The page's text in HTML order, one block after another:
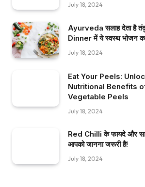
July 18, 2024
Ayurveda सलाह देता है
Dinner में ये स्वस्थ भोजन
July 18, 2024
Eat Your Peels:
Nutritional Benefits
Vegetable Peels
July 18, 2024
Red Chilli के फायदे और
आपको जानना जरूरी है!
July 18, 2024